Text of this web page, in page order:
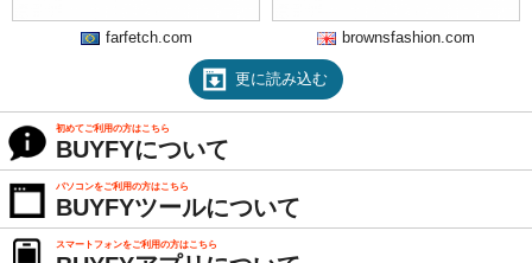
farfetch.com brownsfashion.com
更に読み込む
初めてご利用の方はこちら
BUYFYについて
パソコンをご利用の方はこちら
BUYFYツールについて
スマートフォンをご利用の方はこちら